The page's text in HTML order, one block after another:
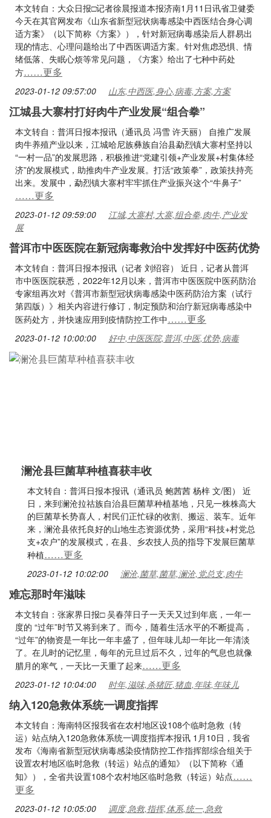
本文转自：大众日报□记者徐晨报道本报济南1月11日讯省卫健委
今天在其官网发布《山东省新型冠状病毒感染中西医结合身心调
适方案》（以下简称《方案》），针对新冠病毒感染后人群易出
现的情志、心理问题给出了中西医调适方案。针对焦虑恐惧、情
绪低落、失眠心烦等常见问题，《方案》给出了七种中药处
方……更多
2023-01-12 09:57:00 山东,中西医,身心,病毒,方案,方案
江城县大寨村打好肉牛产业发展“组合拳”
本文转自：普洱日报本报讯（通讯员 冯雪 许天丽） 自推广发展
肉牛养殖产业以来，江城哈尼族彝族自治县勐烈镇大寨村坚持以
“一村一品”的发展思路，积极推进“党建引领+产业发展+村集体经
济”的发展模式，助推肉牛产业发展。打活“政策拳”，政策扶持亮
出来。发展中，勐烈镇大寨村牢牢抓住产业振兴这个“牛鼻子”
……更多
2023-01-12 09:59:00
江城,大寨村,大寨,组合拳,肉牛,产业发
展
普洱市中医医院在新冠病毒救治中发挥好中医药优势
本文转自：普洱日报本报讯（记者 刘绍容） 近日，记者从普洱
市中医医院获悉，2022年12月以来，普洱市中医医院中医药防治
专家组再次对《普洱市新型冠状病毒感染中医药防治方案（试行
第四版）》相关内容进行修订，制定预防和治疗新冠病毒感染中
医药处方，并快速应用到疫情防控工作中……更多
2023-01-12 10:00:00 好中,中医医院,普洱,中医,优势,病毒
澜沧县巨菌草种植喜获丰收
本文转自：普洱日报本报讯（通讯员 鲍茜茜 杨梓 文/图） 近
日，来到澜沧拉祜族自治县巨菌草种植基地，只见一株株高大
的巨菌草长势喜人，村民们正忙碌的收割、搬运、装车。近年
来，澜沧县依托良好的山地生态资源优势，采用“科技+村党总
支+农户”的发展模式，在县、乡农技人员的指导下发展巨菌草
种植……更多
2023-01-12 10:02:00 澜沧,菌草,菌草,澜沧,党总支,肉牛
难忘那时年滋味
本文转自：张家界日报□ 吴春萍日子一天天又过到年底，一年一
度的 “过年”时节又将到来了。而今，随着生活水平的不断提高，
“过年”的物资是一年比一年丰盛了，但年味儿却一年比一年清淡
了。在儿时的记忆里，每年的元旦过后不久，过年的气息也就像
腊月的寒气，一天比一天重了起来……更多
2023-01-12 10:04:00 时年,滋味,杀猪匠,猪血,年味,年味儿
纳入120急救体系统一调度指挥
本文转自：海南特区报我省在农村地区设108个临时急救（转
运）站点纳入120急救体系统一调度指挥本报讯 1月10日，我省
发布《海南省新型冠状病毒感染疫情防控工作指挥部综合组关于
设置农村地区临时急救（转运）站点的通知》（以下简称《通
知》），全省共设置108个农村地区临时急救（转运）站点……
更多
2023-01-12 10:05:00 调度,急救,指挥,体系,统一,急救